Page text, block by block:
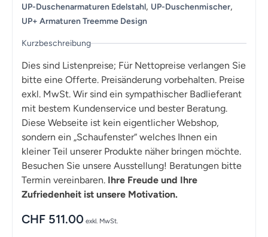
UP-Duschenarmaturen Edelstahl, UP-Duschenmischer,
UP+ Armaturen Treemme Design
Kurzbeschreibung
Dies sind Listenpreise; Für Nettopreise verlangen Sie
bitte eine Offerte. Preisänderung vorbehalten. Preise
exkl. MwSt. Wir sind ein sympathischer Badlieferant
mit bestem Kundenservice und bester Beratung.
Diese Webseite ist kein eigentlicher Webshop,
sondern ein „Schaufenster“ welches Ihnen ein
kleiner Teil unserer Produkte näher bringen möchte.
Besuchen Sie unsere Ausstellung! Beratungen bitte
Termin vereinbaren. Ihre Freude und Ihre
Zufriedenheit ist unsere Motivation.
CHF 511.00 exkl. MwSt.